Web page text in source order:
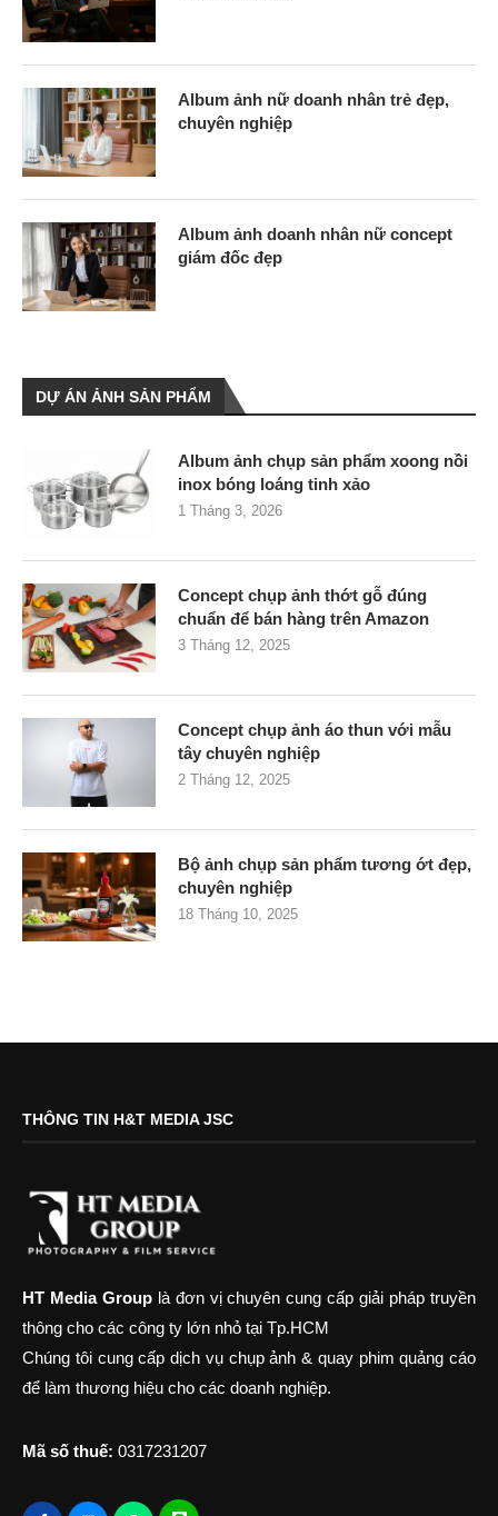
Album ảnh nữ doanh nhân trẻ đẹp,
chuyên nghiệp
Album ảnh doanh nhân nữ concept
giám đốc đẹp
DỰ ÁN ẢNH SẢN PHẨM
Album ảnh chụp sản phẩm xoong nồi
inox bóng loáng tinh xảo
1 Tháng 3, 2026
Concept chụp ảnh thớt gỗ đúng
chuẩn để bán hàng trên Amazon
3 Tháng 12, 2025
Concept chụp ảnh áo thun với mẫu
tây chuyên nghiệp
2 Tháng 12, 2025
Bộ ảnh chụp sản phẩm tương ớt đẹp,
chuyên nghiệp
18 Tháng 10, 2025
THÔNG TIN H&T MEDIA JSC
HT Media Grouplà đơn vị chuyên cung cấp giải pháp truyền
thông cho các công ty lớn nhỏ tại Tp.HCM
Chúng tôi cung cấp dịch vụ chụp ảnh & quay phim quảng cáo
để làm thương hiệu cho các doanh nghiệp.
Mã số thuế: 0317231207